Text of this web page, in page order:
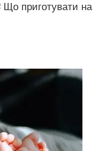
Що приготувати на